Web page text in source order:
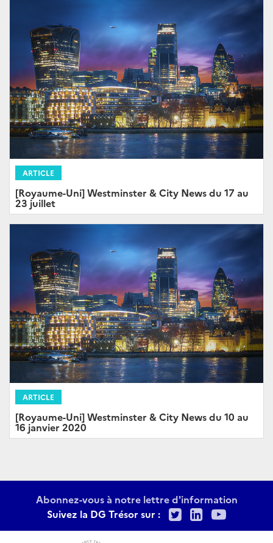
ARTICLE
[Royaume-Uni] Westminster & City News du 17 au
23 juillet
ARTICLE
[Royaume-Uni] Westminster & City News du 10 au
16 janvier 2020
Abonnez-vous à notre lettre d'information
Suivez la DG Trésor sur :
TwitterLinkedIn